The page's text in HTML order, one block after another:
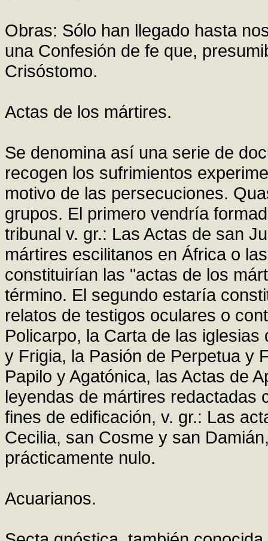
Obras: Sólo han llegado hasta
una Confesión de fe que,
Crisóstomo.
Actas de los mártires.
Se denomina así una serie de
recogen los sufrimientos
motivo de las persecuciones.
grupos. El primero vendría
tribunal v. gr.: Las Actas de san
mártires escilitanos en África o
constituirían las "actas de los
término. El segundo estaría
relatos de testigos oculares o
Policarpo, la Carta de las
y Frigia, la Pasión de Perpetua y
Papilo y Agatónica, las Actas de
leyendas de mártires redactadas
fines de edificación, v. gr.: Las
Cecilia, san Cosme y san
prácticamente nulo.
Acuarianos.